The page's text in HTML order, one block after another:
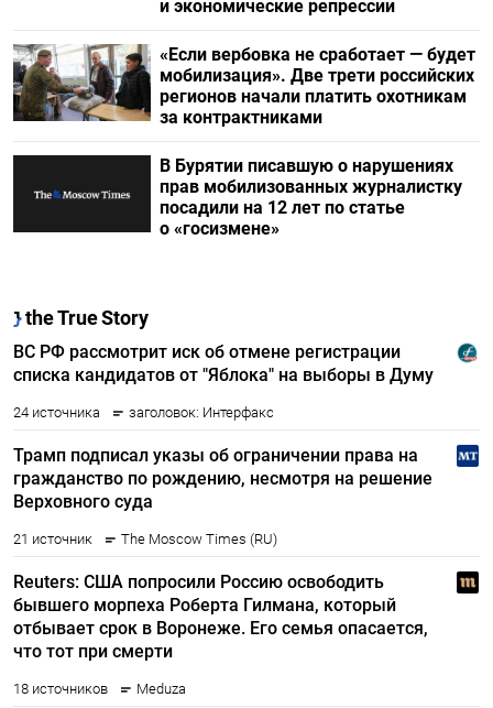
и экономические репрессии
«Если вербовка не сработает — будет
мобилизация». Две трети российских
регионов начали платить охотникам
за контрактниками
В Бурятии писавшую о нарушениях
прав мобилизованных журналистку
посадили на 12 лет по статье
о «госизмене»